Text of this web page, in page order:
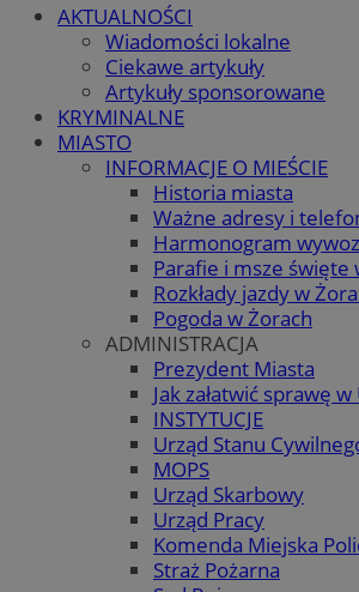
AKTUALNOŚCI
Wiadomości lokalne
Ciekawe artykuły
Artykuły sponsorowane
KRYMINALNE
MIASTO
INFORMACJE O MIEŚCIE
Historia miasta
Ważne adresy i
Harmonogram
Parafie i msze święte
Rozkłady jazdy w
Pogoda w Żorach
ADMINISTRACJA
Prezydent Miasta
Jak załatwić sprawę
INSTYTUCJE
Urząd Stanu
MOPS
Urząd Skarbowy
Urząd Pracy
Komenda Miejska
Straż Pożarna